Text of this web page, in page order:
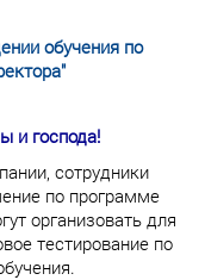
обучения по
и господа!
сотрудники
по программе
организовать для
тестирование по